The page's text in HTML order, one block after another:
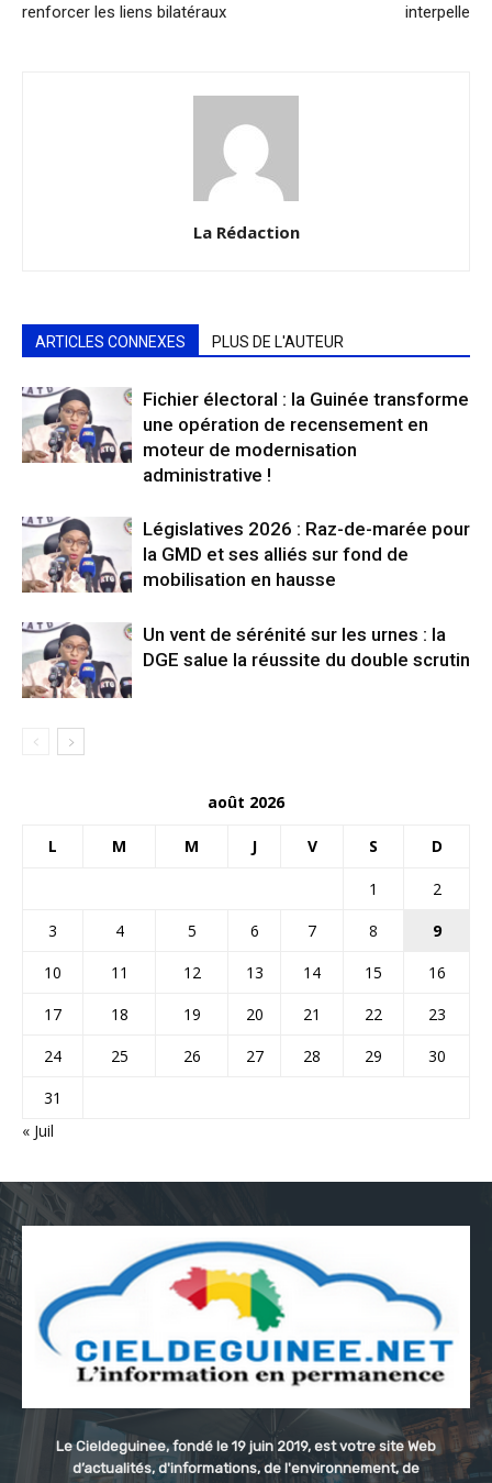
renforcer les liens bilatéraux
interpelle
La Rédaction
ARTICLES CONNEXES PLUS DE L'AUTEUR
Fichier électoral : la Guinée transforme
une opération de recensement en
moteur de modernisation
administrative !
Législatives 2026 : Raz-de-marée pour
la GMD et ses alliés sur fond de
mobilisation en hausse
Un vent de sérénité sur les urnes : la
DGE salue la réussite du double scrutin
août 2026
L M M J V S D
1
2
3
4 5 6 7 8
9
10
11 12 13 14 15
16
17
18 19 20 21 22
23
24
25 26 27 28 29
30
31
« Juil
Le Cieldeguinee, fondé le 19 juin 2019, est votre site Web
d’actualités, d'informations, de l'environnement, de